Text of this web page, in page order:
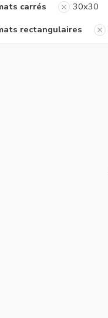
carrés 30x30
rectangulaires